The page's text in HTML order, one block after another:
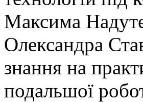
Максима
Олександра
знання на
подальшої